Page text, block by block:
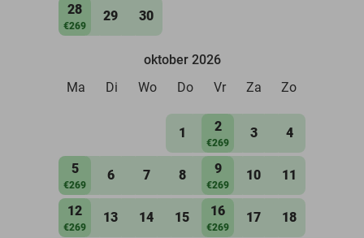
28
€269
29 30
oktober 2026
Ma
Di Wo Do Vr Za Zo
1 2
€269
3 4
5
€269
6 7 8 9
€269
10 11
12
€269
13 14 15 16
€269
17 18